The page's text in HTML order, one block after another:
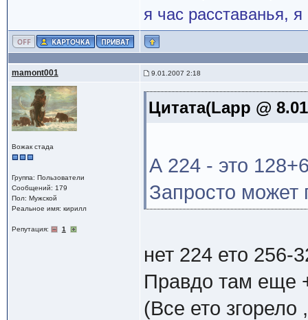
я час расставанья,
mamont001 9.01.2007 2:18
Вожак стада
Группа: Пользователи
Сообщений: 179
Пол: Мужской
Реальное имя: кирилл
Репутация: 1
Цитата(Lapp @
А 224 - это
Запросто может
нет 224 ето 256-
Правдо там еще
(Все ето